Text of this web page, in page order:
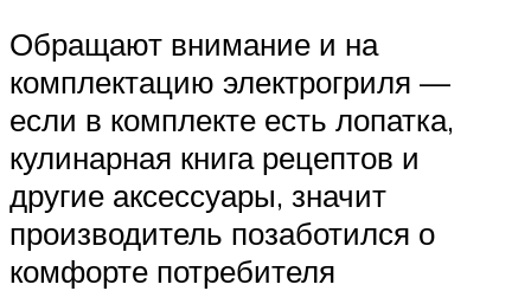
Обращают внимание и на
комплектацию электрогриля —
если в комплекте есть лопатка,
кулинарная книга рецептов и
другие аксессуары, значит
производитель позаботился о
комфорте потребителя